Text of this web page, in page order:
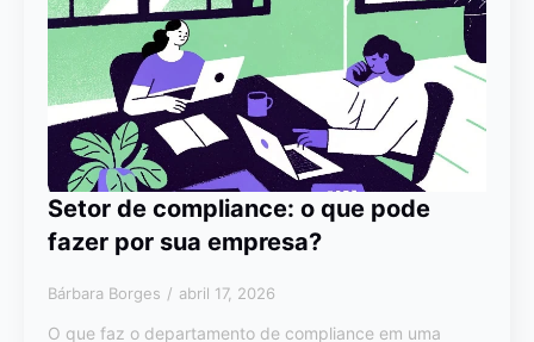
Setor de compliance: o que pode
fazer por sua empresa?
Bárbara Borges abril 17, 2026
O que faz o departamento de compliance em uma